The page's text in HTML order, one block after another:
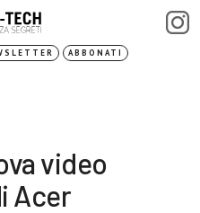
ABBONATI
video
Acer